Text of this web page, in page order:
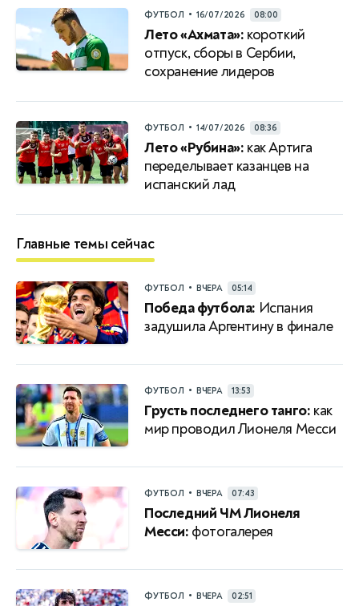
ФУТБОЛ • 16/07/2026 08:00
Лето «Ахмата»: короткий
отпуск, сборы в Сербии,
сохранение лидеров
ФУТБОЛ • 14/07/2026 08:36
Лето «Рубина»: как Артига
переделывает казанцев на
испанский лад
Главные темы сейчас
ФУТБОЛ • ВЧЕРА 05:14
Победа футбола: Испания
задушила Аргентину в финале
ФУТБОЛ • ВЧЕРА 13:53
Грусть последнего танго: как
мир проводил Лионеля Месси
ФУТБОЛ • ВЧЕРА 07:43
Последний ЧМ Лионеля
Месси: фотогалерея
ФУТБОЛ • ВЧЕРА 02:51